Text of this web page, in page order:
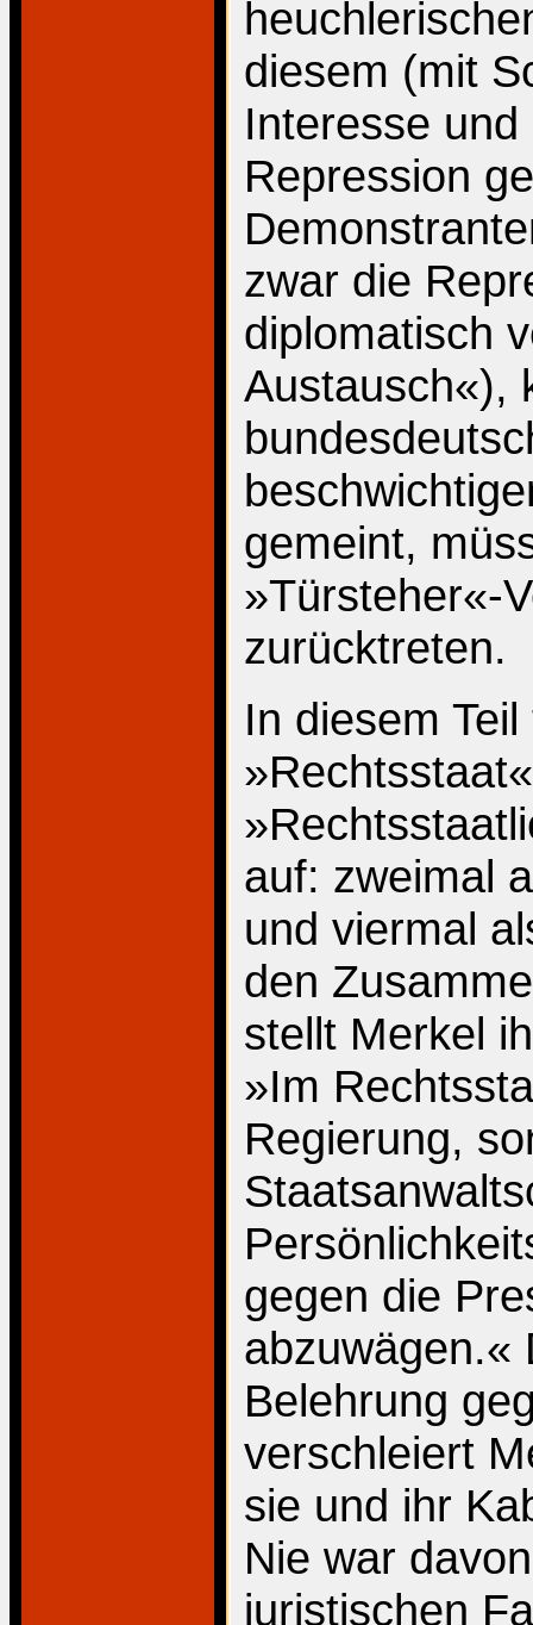
diesem (mit
Interesse
Repression
zwar die
diplomatisch
Austausch«),
gemeint,
»Türsteher«-
zurücktreten.
In diesem
auf: zweimal
und viermal
den
stellt Merkel
»Im
Regierung,
gegen die
abzuwägen.«
Belehrung
verschleiert
sie und ihr
Nie war
juristischen